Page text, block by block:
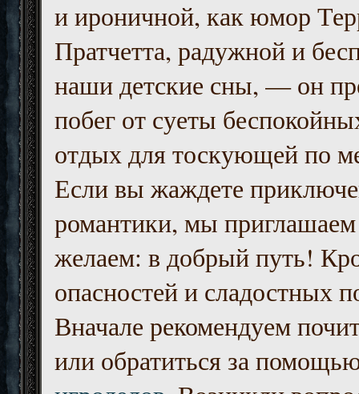
и ироничной, как юмор
Пратчетта, радужной и
наши детские сны, — он
побег от суеты
отдых для тоскующей по
Если вы жаждете
романтики, мы приглашаем
желаем: в добрый путь!
опасностей и сладостных
Вначале рекомендуем
или обратиться за